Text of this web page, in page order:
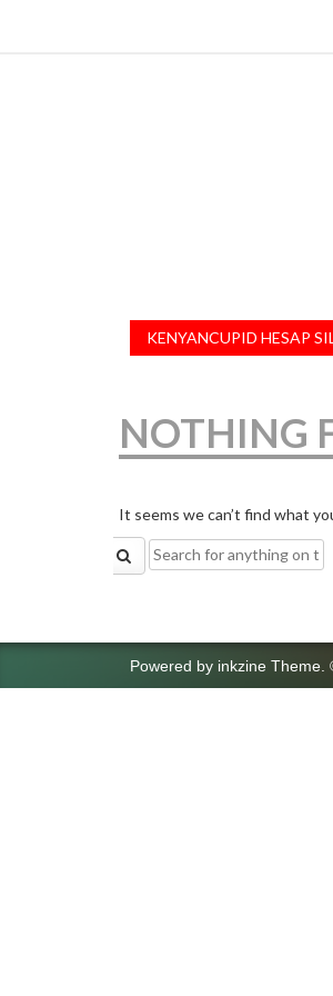
KENYANCUPID HESAP
NOTHING
It seems we can’t find what
Search
for:
Powered by inkzine Theme